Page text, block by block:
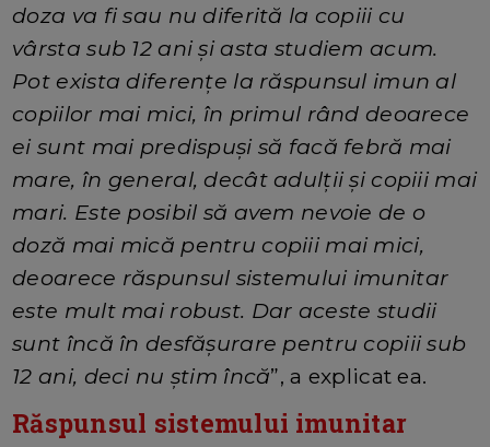
doza va fi sau nu diferită la copiii cu
vârsta sub 12 ani și asta studiem acum.
Pot exista diferențe la răspunsul imun al
copiilor mai mici, în primul rând deoarece
ei sunt mai predispuși să facă febră mai
mare, în general, decât adulții și copiii mai
mari. Este posibil să avem nevoie de o
doză mai mică pentru copiii mai mici,
deoarece răspunsul sistemului imunitar
este mult mai robust. Dar aceste studii
sunt încă în desfășurare pentru copiii sub
12 ani, deci nu știm încă”, a explicat ea.
Răspunsul sistemului imunitar